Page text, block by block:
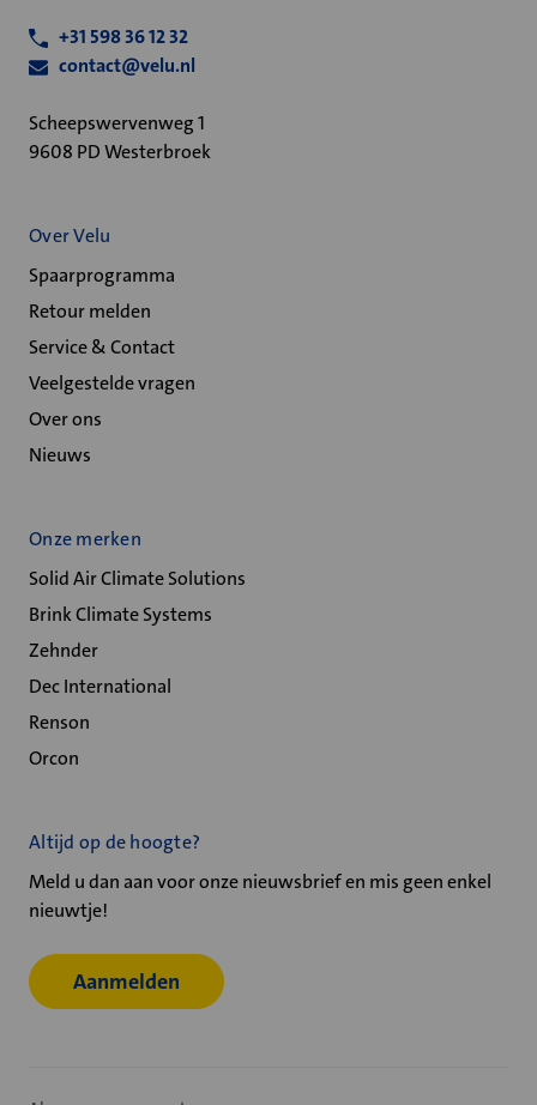
+31 598 36 12 32
contact@velu.nl
Scheepswervenweg 1
9608 PD Westerbroek
Over Velu
Spaarprogramma
Retour melden
Service & Contact
Veelgestelde vragen
Over ons
Nieuws
Onze merken
Solid Air Climate Solutions
Brink Climate Systems
Zehnder
Dec International
Renson
Orcon
Altijd op de hoogte?
Meld u dan aan voor onze nieuwsbrief en mis geen enkel
nieuwtje!
Aanmelden